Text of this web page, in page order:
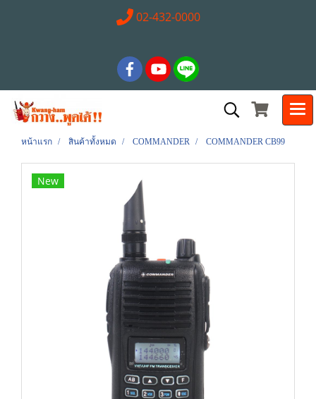
02-432-0000
หน้าแรก สินค้าทั้งหมด COMMANDER COMMANDER CB99
New